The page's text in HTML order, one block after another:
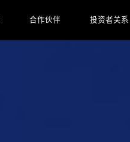
合作伙伴 投资者关系